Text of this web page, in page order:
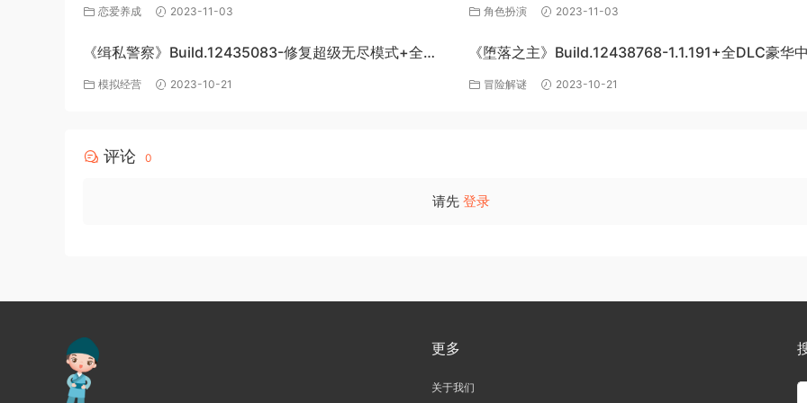
机游戏免费下载
恋爱养成 2023-11-03 角色扮演 2023-11-03
《缉私警察》Build.12435083-修复超级无尽模式+全
DLC-官方中文-免费下载
模拟经营 2023-10-21
《堕落之主》Build.12438768-1.1.191+全DLC豪华
下载冒险解谜 2023-10-21
评论 0
请先 登录
更多
关于我们